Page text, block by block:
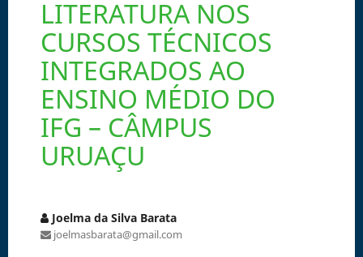
LITERATURA NOS
CURSOS TÉCNICOS
INTEGRADOS AO
ENSINO MÉDIO DO
IFG – CÂMPUS
URUAÇU
Joelma da Silva Barata
joelmasbarata@gmail.com